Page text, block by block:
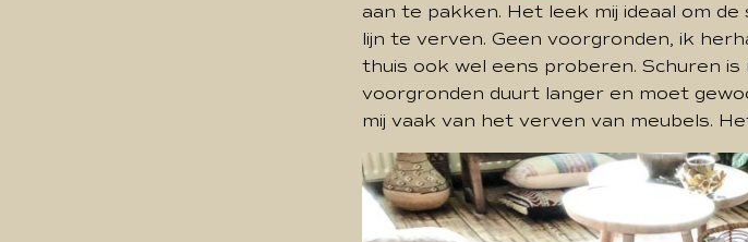
aan te pakken. Het leek mij ideaal om
lijn te verven. Geen voorgronden, ik
thuis ook wel eens proberen. Schuren is
voorgronden duurt langer en moet
mij vaak van het verven van meubels.